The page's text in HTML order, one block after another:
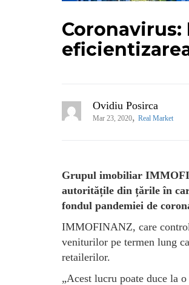
Coronavirus:
Ovidiu Posirca
Mar 23, 2020, Real Market
Grupul imobiliar
autoritățile din țările în
fondul pandemiei de
IMMOFINANZ, care
veniturilor pe termen lung
retailerilor.
„Acest lucru poate duce la